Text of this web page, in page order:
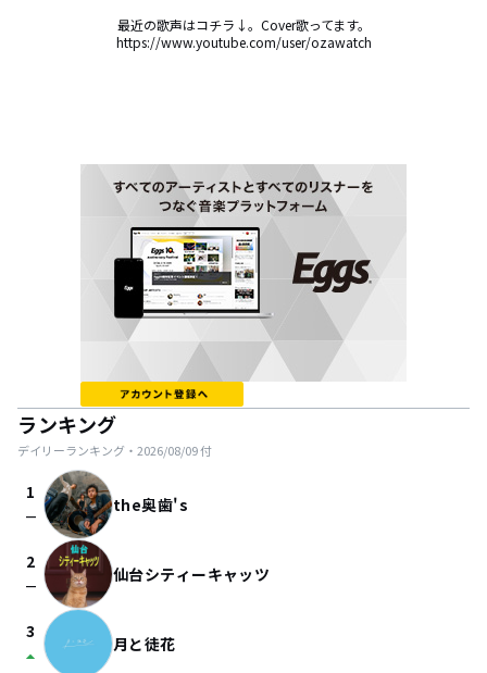
最近の歌声はコチラ↓。Cover歌ってます。
https://www.youtube.com/user/ozawatch
ランキング
デイリーランキング・ 2026/08/09付
1
check_indeterminate_small the奥歯's
2
check_indeterminate_small 仙台シティーキャッツ
3
arrow_drop_up 月と徒花